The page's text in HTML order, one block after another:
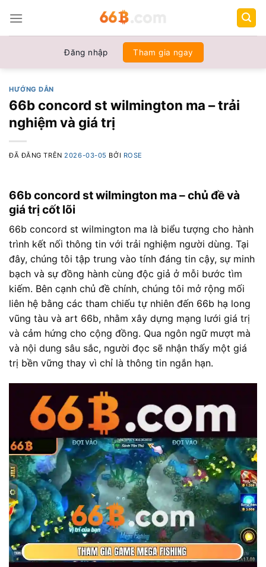
đến
nội
Đăng nhập Tham gia ngay
HƯỚNG DẪN
66b concord st wilmington ma – trải
nghiệm và giá trị
ĐÃ ĐĂNG TRÊN 2026-03-05 BỞI ROSE
66b concord st wilmington ma – chủ đề và
giá trị cốt lõi
66b concord st wilmington ma là biểu tượng cho hành
trình kết nối thông tin với trải nghiệm người dùng. Tại
đây, chúng tôi tập trung vào tính đáng tin cậy, sự minh
bạch và sự đồng hành cùng độc giả ở mỗi bước tìm
kiếm. Bên cạnh chủ đề chính, chúng tôi mở rộng mối
liên hệ bằng các tham chiếu tự nhiên đến 66b hạ long
vũng tàu và art 66b, nhằm xây dựng mạng lưới giá trị
và cảm hứng cho cộng đồng. Qua ngôn ngữ mượt mà
và nội dung sâu sắc, người đọc sẽ nhận thấy một giá
trị bền vững thay vì chỉ là thông tin ngắn hạn.